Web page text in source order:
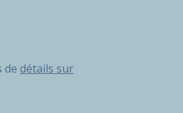
de détails sur